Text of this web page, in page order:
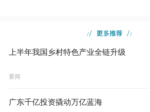
上半年我国乡村特色产业全链升级
要闻
广东千亿投资撬动万亿蓝海